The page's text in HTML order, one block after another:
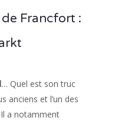
Francfort :
… Quel est son truc
anciens et l’un des
Il a notamment